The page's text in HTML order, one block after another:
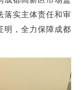
落实主体责任和审
明，全力保障成都